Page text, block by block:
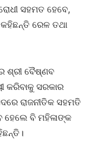
ସହମତ ହେବେ,
କହିଛନ୍ତି ରେଳ ତଥା
ଶ୍ରୀ ବୈଷ୍ଣବ
କରିବାକୁ ସରକାର
ରାଜନୀତିକ ସହମତି
ହେଲେ ବି ମହିଳାଙ୍କ